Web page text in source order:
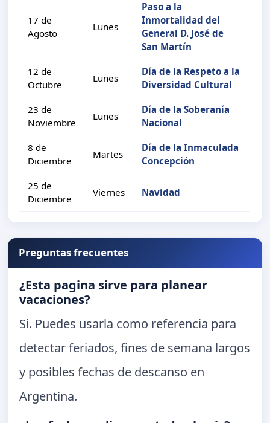
17 de
Agosto
Lunes
Paso a la
Inmortalidad del
General D. José de
San Martín
12 de
Octubre
Lunes
Día de la Respeto a la
Diversidad Cultural
23 de
Noviembre
Lunes
Día de la Soberanía
Nacional
8 de
Diciembre
Martes
Día de la Inmaculada
Concepción
25 de
Diciembre
Viernes Navidad
Preguntas frecuentes
¿Esta pagina sirve para planear
vacaciones?
Si. Puedes usarla como referencia para
detectar feriados, fines de semana largos
y posibles fechas de descanso en
Argentina.